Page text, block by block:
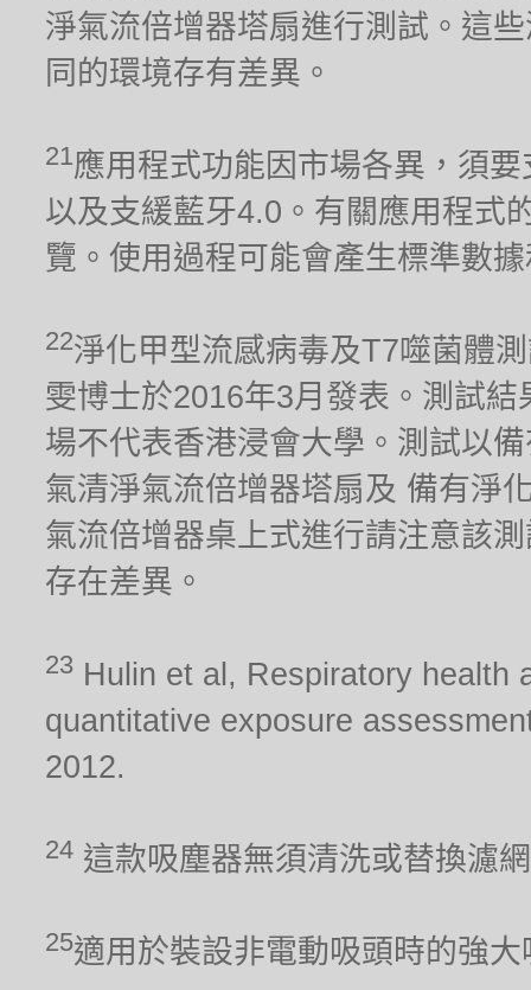
淨氣流倍增器塔扇進行測試。這
同的環境存有差異。
21應用程式功能因市場各異，須
以及支緩藍牙4.0。有關應用程式
覽。使用過程可能會產生標準數
22淨化甲型流感病毒及T7噬菌體
雯博士於2016年3月發表。測試
場不代表香港浸會大學。測試以
氣清淨氣流倍增器塔扇及 備有淨
氣流倍增器桌上式進行請注意該
存在差異。
23 Hulin et al, Respiratory health
quantitative exposure
2012.
24 這款吸塵器無須清洗或替換濾
25適用於裝設非電動吸頭時的強